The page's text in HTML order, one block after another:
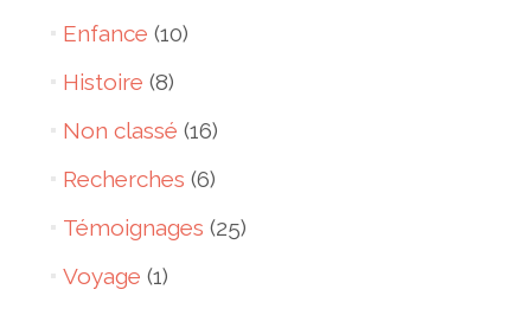
Enfance (10)
Histoire (8)
Non classé (16)
Recherches (6)
Témoignages (25)
Voyage (1)